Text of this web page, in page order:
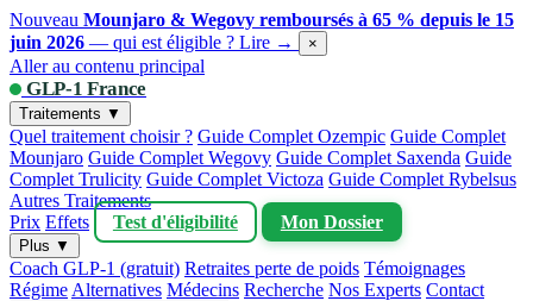
Nouveau Mounjaro & Wegovy remboursés à 65 % depuis le 15
juin 2026 — qui est éligible ? Lire → ×
Aller au contenu principal
GLP-1 France
Traitements ▼
Quel traitement choisir ? Guide Complet Ozempic Guide Complet
Mounjaro Guide Complet Wegovy Guide Complet Saxenda Guide
Complet Trulicity Guide Complet Victoza Guide Complet Rybelsus
Autres Traitements
Prix Effets Test d'éligibilité Mon Dossier
Plus ▼
Coach GLP-1 (gratuit) Retraites perte de poids Témoignages
Régime Alternatives Médecins Recherche Nos Experts Contact